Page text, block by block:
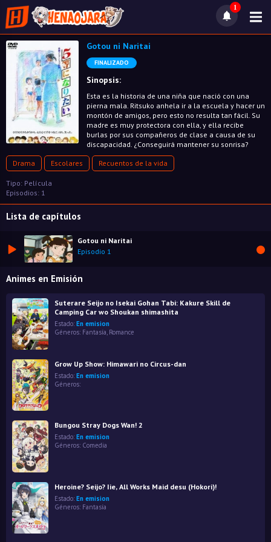
1
Gotou ni Naritai
FINALIZADO
Sinopsis:
Esta es la historia de una niña que nació con una
pierna mala. Ritsuko anhela ir a la escuela y hacer un
montón de amigos, pero esto no resulta tan fácil. Su
madre es muy protectora con ella, y ella recibe
burlas por sus compañeros de clase a causa de su
discapacidad. ¿Conseguirá mantener su sonrisa?
Drama Escolares Recuentos de la vida
Tipo: Película
Episodios: 1
Lista de capítulos
Gotou ni Naritai
Episodio 1
Animes en Emisión
Suterare Seijo no Isekai Gohan Tabi: Kakure Skill de
Camping Car wo Shoukan shimashita
Estado: En emision
Géneros: Fantasía Romance
Grow Up Show: Himawari no Circus-dan
Estado: En emision
Géneros:
Bungou Stray Dogs Wan! 2
Estado: En emision
Géneros: Comedia
Heroine? Seijo? Iie, All Works Maid desu (Hokori)!
Estado: En emision
Géneros: Fantasía